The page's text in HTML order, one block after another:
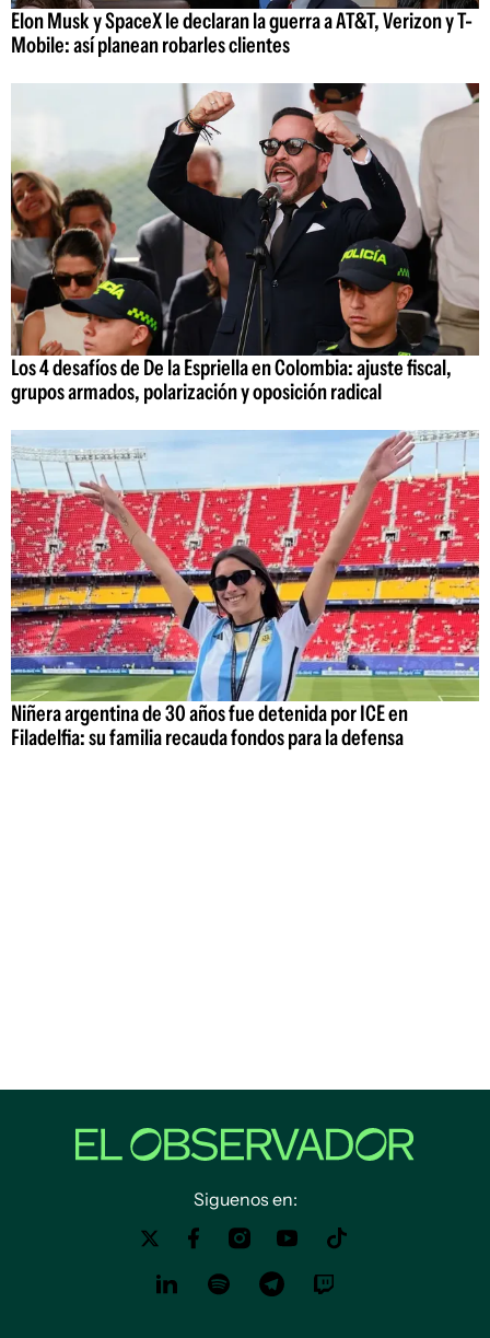
Elon Musk y SpaceX le declaran la guerra a AT&T, Verizon y T-
Mobile: así planean robarles clientes
Los 4 desafíos de De la Espriella en Colombia: ajuste fiscal,
grupos armados, polarización y oposición radical
Niñera argentina de 30 años fue detenida por ICE en
Filadelfia: su familia recauda fondos para la defensa
Siguenos en: